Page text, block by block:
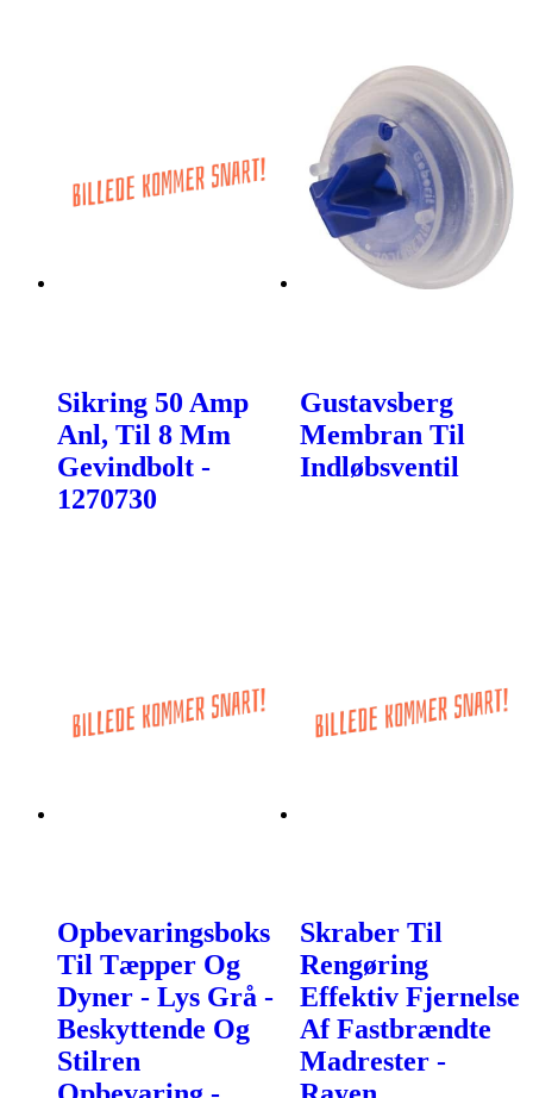
Sikring 50 Amp
Anl, Til 8 Mm
Gevindbolt -
1270730
Gustavsberg
Membran Til
Indløbsventil
Opbevaringsboks
Til Tæpper Og
Dyner - Lys Grå -
Beskyttende Og
Stilren
Skraber Til
Rengøring
Effektiv Fjernelse
Af Fastbrændte
Madrester -